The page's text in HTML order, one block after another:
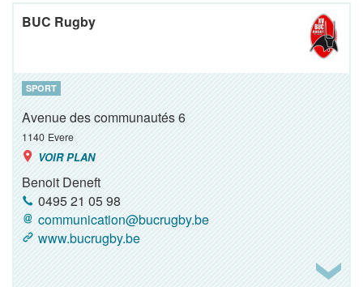
BUC Rugby
SPORT
Avenue des communautés 6
1140 Evere
VOIR PLAN
Benoit Deneft
0495 21 05 98
communication@bucrugby.be
www.bucrugby.be